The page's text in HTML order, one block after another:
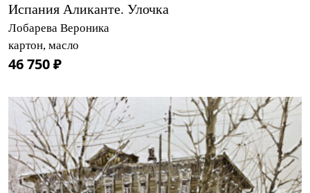
Испания Аликанте. Улочка
Лобарева Вероника
картон, масло
46 750 ₽